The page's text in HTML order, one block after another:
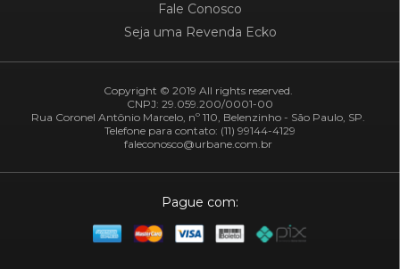
Fale Conosco
Seja uma Revenda Ecko
Copyright © 2019 All rights reserved.
CNPJ: 29.059.200/0001-00
Rua Coronel Antônio Marcelo, nº 110, Belenzinho - São Paulo, SP.
Telefone para contato: (11) 99144-4129
faleconosco@urbane.com.br
Pague com: